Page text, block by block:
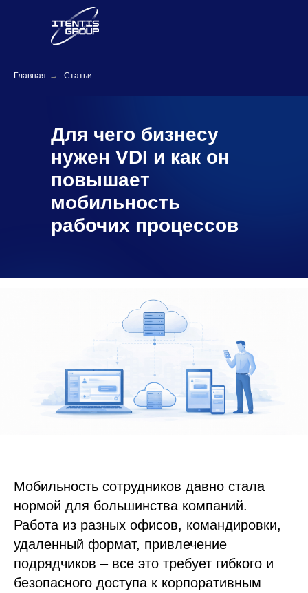
Главная → Статьи
Для чего бизнесу
нужен VDI и как он
повышает
мобильность
рабочих процессов
Мобильность сотрудников давно стала
нормой для большинства компаний.
Работа из разных офисов, командировки,
удаленный формат, привлечение
подрядчиков – все это требует гибкого и
безопасного доступа к корпоративным